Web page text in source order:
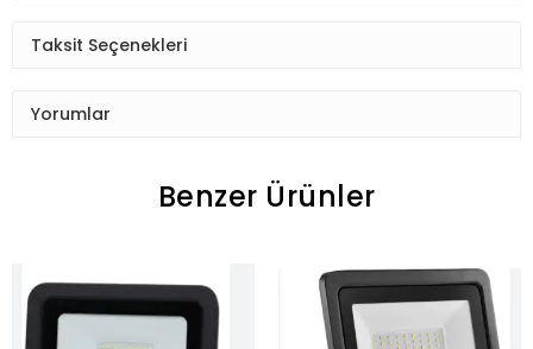
Taksit Seçenekleri
Yorumlar
Benzer Ürünler